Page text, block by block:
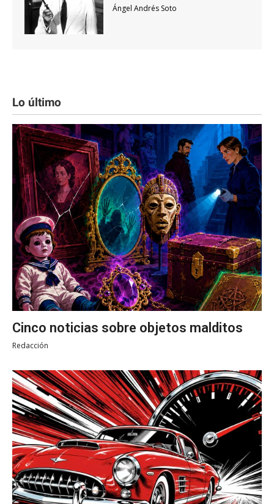
Ángel Andrés Soto
Lo último
Cinco noticias sobre objetos malditos
Redacción